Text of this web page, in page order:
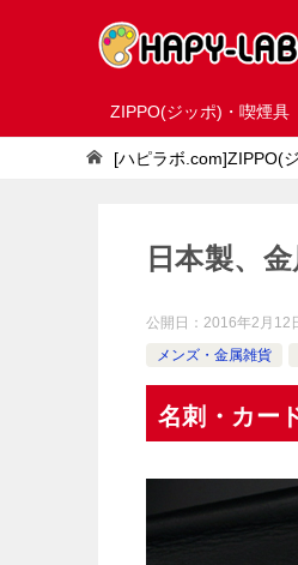
ZIPPO(ジッポ)・喫煙具
[ハピラボ.com]ZIPPO(
日本製、
公開日： 2016年2月12
メンズ・金属雑貨
名刺・カー